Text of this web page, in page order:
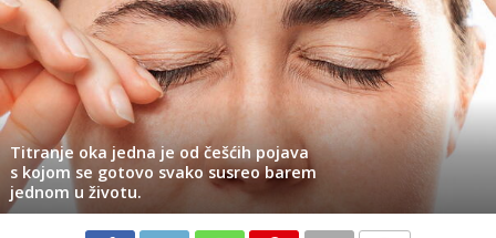
Titranje oka jedna je od češćih pojava
s kojom se gotovo svako susreo barem
jednom u životu.